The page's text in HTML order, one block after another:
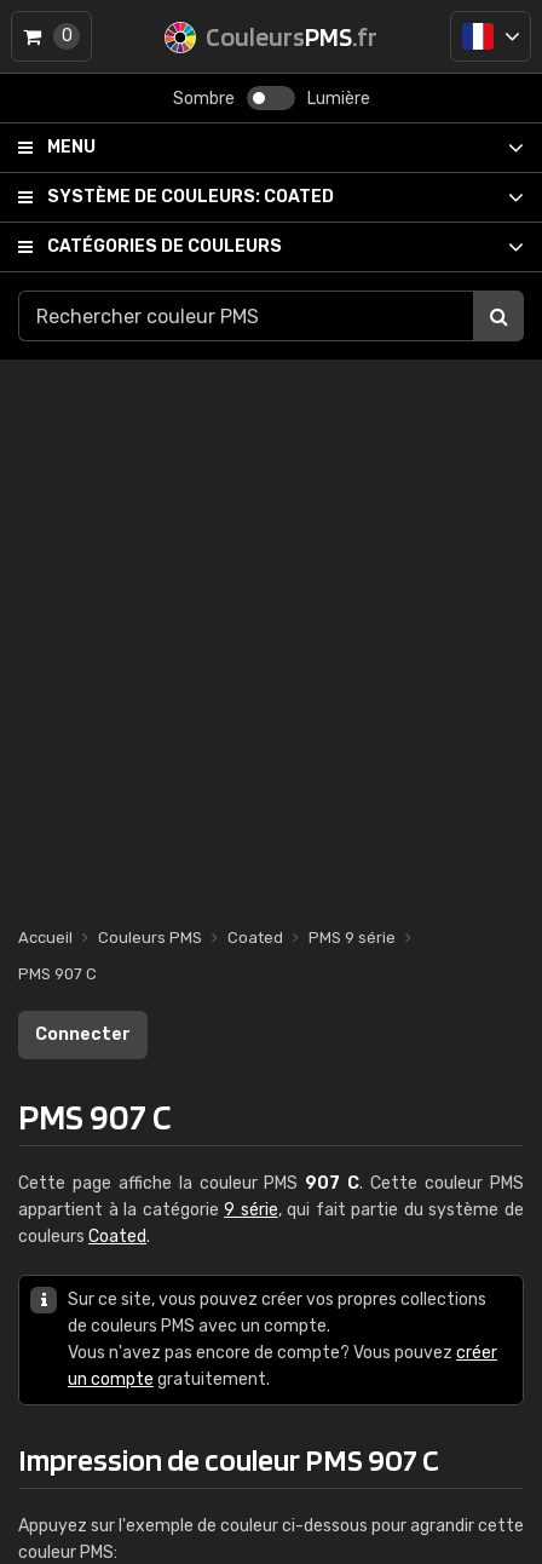
CouleursPMS.fr
Sombre Lumière
MENU
SYSTÈME DE COULEURS: COATED
CATÉGORIES DE COULEURS
0
Accueil Couleurs PMS Coated
PMS 9 série
PMS 907 C
Connecter
PMS 907 C
Cette page affiche la couleur PMS 907 C. Cette couleur PMS
appartient à la catégorie9 série, qui fait partie du système de
couleurs Coated.
Sur ce site, vous pouvez créer vos propres collections
de couleurs PMS avec un compte.
Vous n'avez pas encore de compte? Vous pouvez créer
un compte gratuitement.
Impression de couleur PMS 907 C
Appuyez sur l'exemple de couleur ci-dessous pour agrandir cette
couleur PMS: